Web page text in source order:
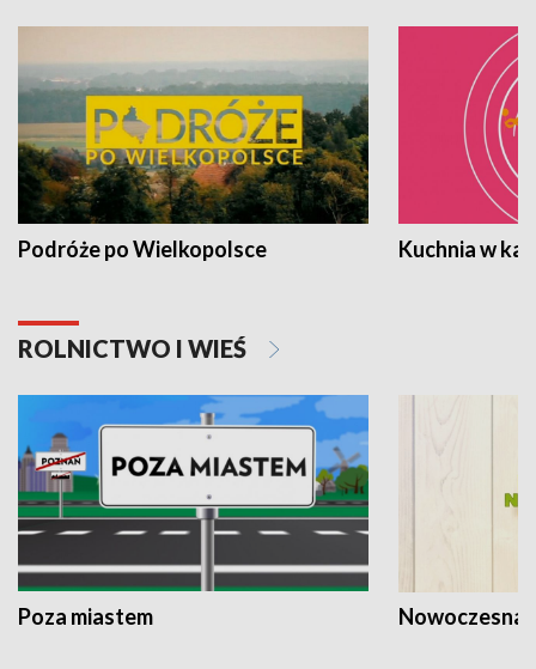
Podróże po Wielkopolsce Kuchnia w
ROLNICTWO I WIEŚ
Poza miastem Nowoczesna